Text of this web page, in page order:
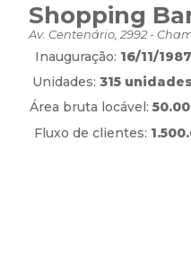
Shopping
Av. Centenário, 2992 -
Inauguração: 16/11/1987
Unidades: 315 unidades
Área bruta locável:
Fluxo de clientes: